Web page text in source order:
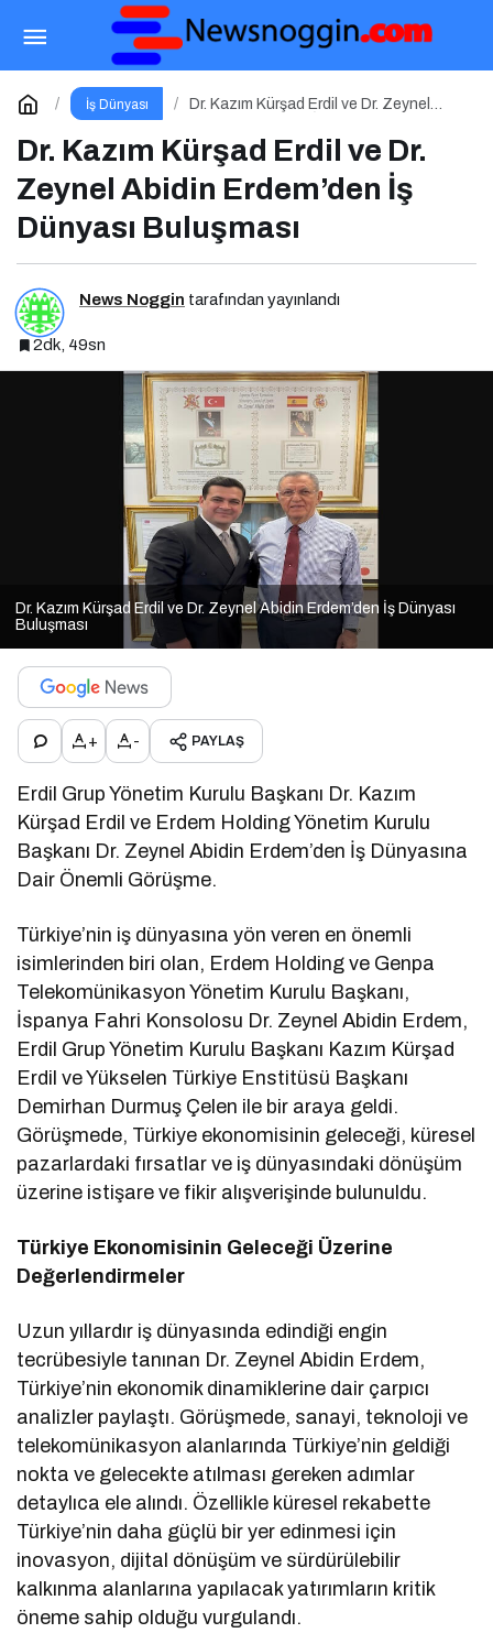
İş Dünyası
Dr. Kazım Kürşad Erdil ve Dr. Zeynel
Dr. Kazım Kürşad Erdil ve Dr.
Zeynel Abidin Erdem’den İş
Dünyası Buluşması
News Noggin tarafından yayınlandı
2dk, 49sn
Dr. Kazım Kürşad Erdil ve Dr. Zeynel Abidin Erdem’den İş Dünyası
Buluşması
+ - PAYLAŞ
Erdil Grup Yönetim Kurulu Başkanı Dr. Kazım
Kürşad Erdil ve Erdem Holding Yönetim Kurulu
Başkanı Dr. Zeynel Abidin Erdem’den İş Dünyasına
Dair Önemli Görüşme.
Türkiye’nin iş dünyasına yön veren en önemli
isimlerinden biri olan, Erdem Holding ve Genpa
Telekomünikasyon Yönetim Kurulu Başkanı,
İspanya Fahri Konsolosu Dr. Zeynel Abidin Erdem,
Erdil Grup Yönetim Kurulu Başkanı Kazım Kürşad
Erdil ve Yükselen Türkiye Enstitüsü Başkanı
Demirhan Durmuş Çelen ile bir araya geldi.
Görüşmede, Türkiye ekonomisinin geleceği, küresel
pazarlardaki fırsatlar ve iş dünyasındaki dönüşüm
üzerine istişare ve fikir alışverişinde bulunuldu.
Türkiye Ekonomisinin Geleceği Üzerine
Değerlendirmeler
Uzun yıllardır iş dünyasında edindiği engin
tecrübesiyle tanınan Dr. Zeynel Abidin Erdem,
Türkiye’nin ekonomik dinamiklerine dair çarpıcı
analizler paylaştı. Görüşmede, sanayi, teknoloji ve
telekomünikasyon alanlarında Türkiye’nin geldiği
nokta ve gelecekte atılması gereken adımlar
detaylıca ele alındı. Özellikle küresel rekabette
Türkiye’nin daha güçlü bir yer edinmesi için
inovasyon, dijital dönüşüm ve sürdürülebilir
kalkınma alanlarına yapılacak yatırımların kritik
öneme sahip olduğu vurgulandı.
Dr. Kazım Kürşad Erdil ve Dr. Zeynel Abidin
Erdem’den İş Dünyası Buluşması
Yorum Yap